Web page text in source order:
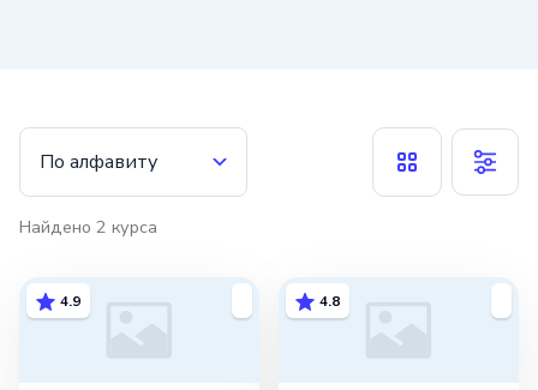
По алфавиту
Найдено 2 курса
4.9 4.8